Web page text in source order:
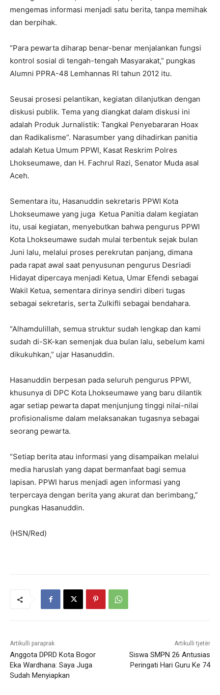
mengemas informasi menjadi satu berita, tanpa memihak
dan berpihak.
“Para pewarta diharap benar-benar menjalankan fungsi
kontrol sosial di tengah-tengah Masyarakat,” pungkas
Alumni PPRA-48 Lemhannas RI tahun 2012 itu.
Seusai prosesi pelantikan, kegiatan dilanjutkan dengan
diskusi publik. Tema yang diangkat dalam diskusi ini
adalah Produk Jurnalistik: Tangkal Penyebararan Hoax
dan Radikalisme”. Narasumber yang dihadirkan panitia
adalah Ketua Umum PPWI, Kasat Reskrim Polres
Lhokseumawe, dan H. Fachrul Razi, Senator Muda asal
Aceh.
Sementara itu, Hasanuddin sekretaris PPWI Kota
Lhokseumawe yang juga Ketua Panitia dalam kegiatan
itu, usai kegiatan, menyebutkan bahwa pengurus PPWI
Kota Lhokseumawe sudah mulai terbentuk sejak bulan
Juni lalu, melalui proses perekrutan panjang, dimana
pada rapat awal saat penyusunan pengurus Desriadi
Hidayat dipercaya menjadi Ketua, Umar Efendi sebagai
Wakil Ketua, sementara dirinya sendiri diberi tugas
sebagai sekretaris, serta Zulkifli sebagai bendahara.
“Alhamdulillah, semua struktur sudah lengkap dan kami
sudah di-SK-kan semenjak dua bulan lalu, sebelum kami
dikukuhkan,” ujar Hasanuddin.
Hasanuddin berpesan pada seluruh pengurus PPWI,
khusunya di DPC Kota Lhokseumawe yang baru dilantik
agar setiap pewarta dapat menjunjung tinggi nilai-nilai
profisionalisme dalam melaksanakan tugasnya sebagai
seorang pewarta.
“Setiap berita atau informasi yang disampaikan melalui
media haruslah yang dapat bermanfaat bagi semua
lapisan. PPWI harus menjadi agen informasi yang
terpercaya dengan berita yang akurat dan berimbang,”
pungkas Hasanuddin.
(HSN/Red)
Artikulli paraprak
Anggota DPRD Kota Bogor
Eka Wardhana: Saya Juga
Sudah Menyiapkan
Artikulli tjetër
Siswa SMPN 26 Antusias
Peringati Hari Guru Ke 74